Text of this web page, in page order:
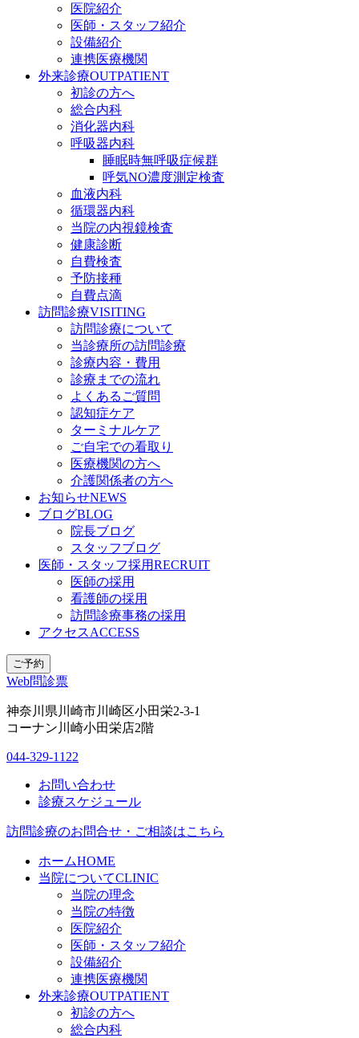
医院紹介
医師・スタッフ紹介
設備紹介
連携医療機関
外来診療OUTPATIENT
初診の方へ
総合内科
消化器内科
呼吸器内科
睡眠時無呼吸症候群
呼気NO濃度測定検査
血液内科
循環器内科
当院の内視鏡検査
健康診断
自費検査
予防接種
自費点滴
訪問診療VISITING
訪問診療について
当診療所の訪問診療
診療内容・費用
診療までの流れ
よくあるご質問
認知症ケア
ターミナルケア
ご自宅での看取り
医療機関の方へ
介護関係者の方へ
お知らせNEWS
ブログBLOG
院長ブログ
スタッフブログ
医師・スタッフ採用RECRUIT
医師の採用
看護師の採用
訪問診療事務の採用
アクセスACCESS
ご予約
Web問診票
神奈川県川崎市川崎区小田栄2-3-1
コーナン川崎小田栄店2階
044-329-1122
お問い合わせ
診療スケジュール
訪問診療のお問合せ・ご相談はこちら
ホームHOME
当院についてCLINIC
当院の理念
当院の特徴
医院紹介
医師・スタッフ紹介
設備紹介
連携医療機関
外来診療OUTPATIENT
初診の方へ
総合内科